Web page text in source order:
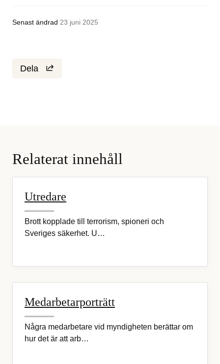
Senast ändrad 23 juni 2025
Dela
Relaterat innehåll
Utredare
Brott kopplade till terrorism, spioneri och
Sveriges säkerhet. U…
Medarbetarporträtt
Några medarbetare vid myndigheten berättar om
hur det är att arb…